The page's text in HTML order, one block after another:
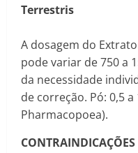
Terrestris
A dosagem do
pode variar de 750 a
da necessidade
de correção. Pó: 0,5
Pharmacopoea).